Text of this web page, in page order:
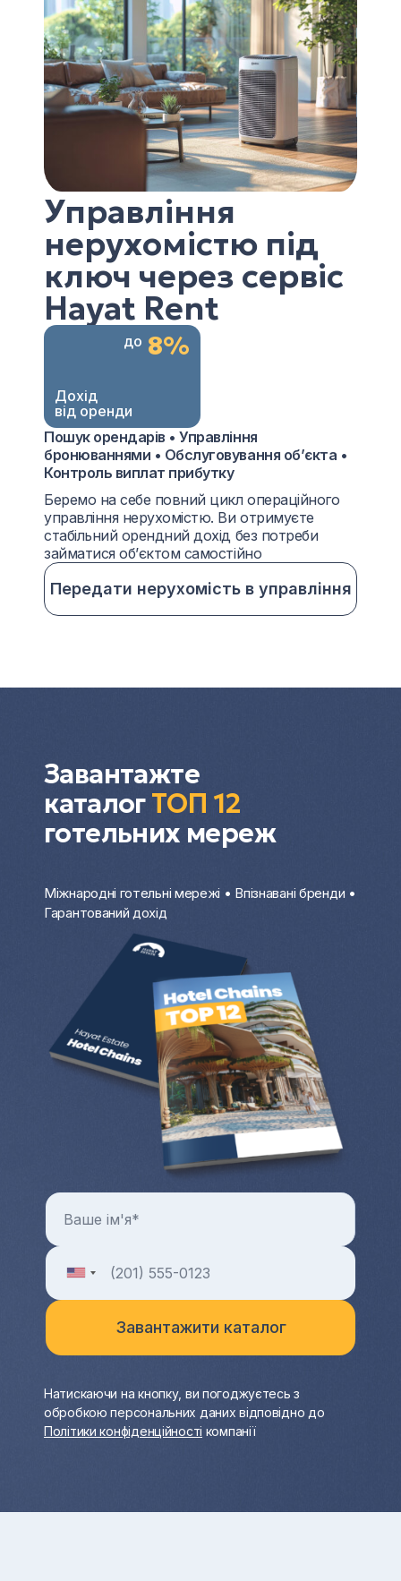
Управління
нерухомістю під
ключ через сервіс
Hayat Rent
до 8%
Дохід
від оренди
Пошук орендарів • Управління
бронюваннями • Обслуговування об’єкта •
Контроль виплат прибутку
Беремо на себе повний цикл операційного
управління нерухомістю. Ви отримуєте
стабільний орендний дохід без потреби
займатися об’єктом самостійно
Передати нерухомість в управління
Завантажте
каталогТОП 12
готельних мереж
Міжнародні готельні мережі • Впізнавані бренди •
Гарантований дохід
Натискаючи на кнопку, ви погоджуєтесь з
обробкою персональних даних відповідно до
Політики конфіденційності компанії